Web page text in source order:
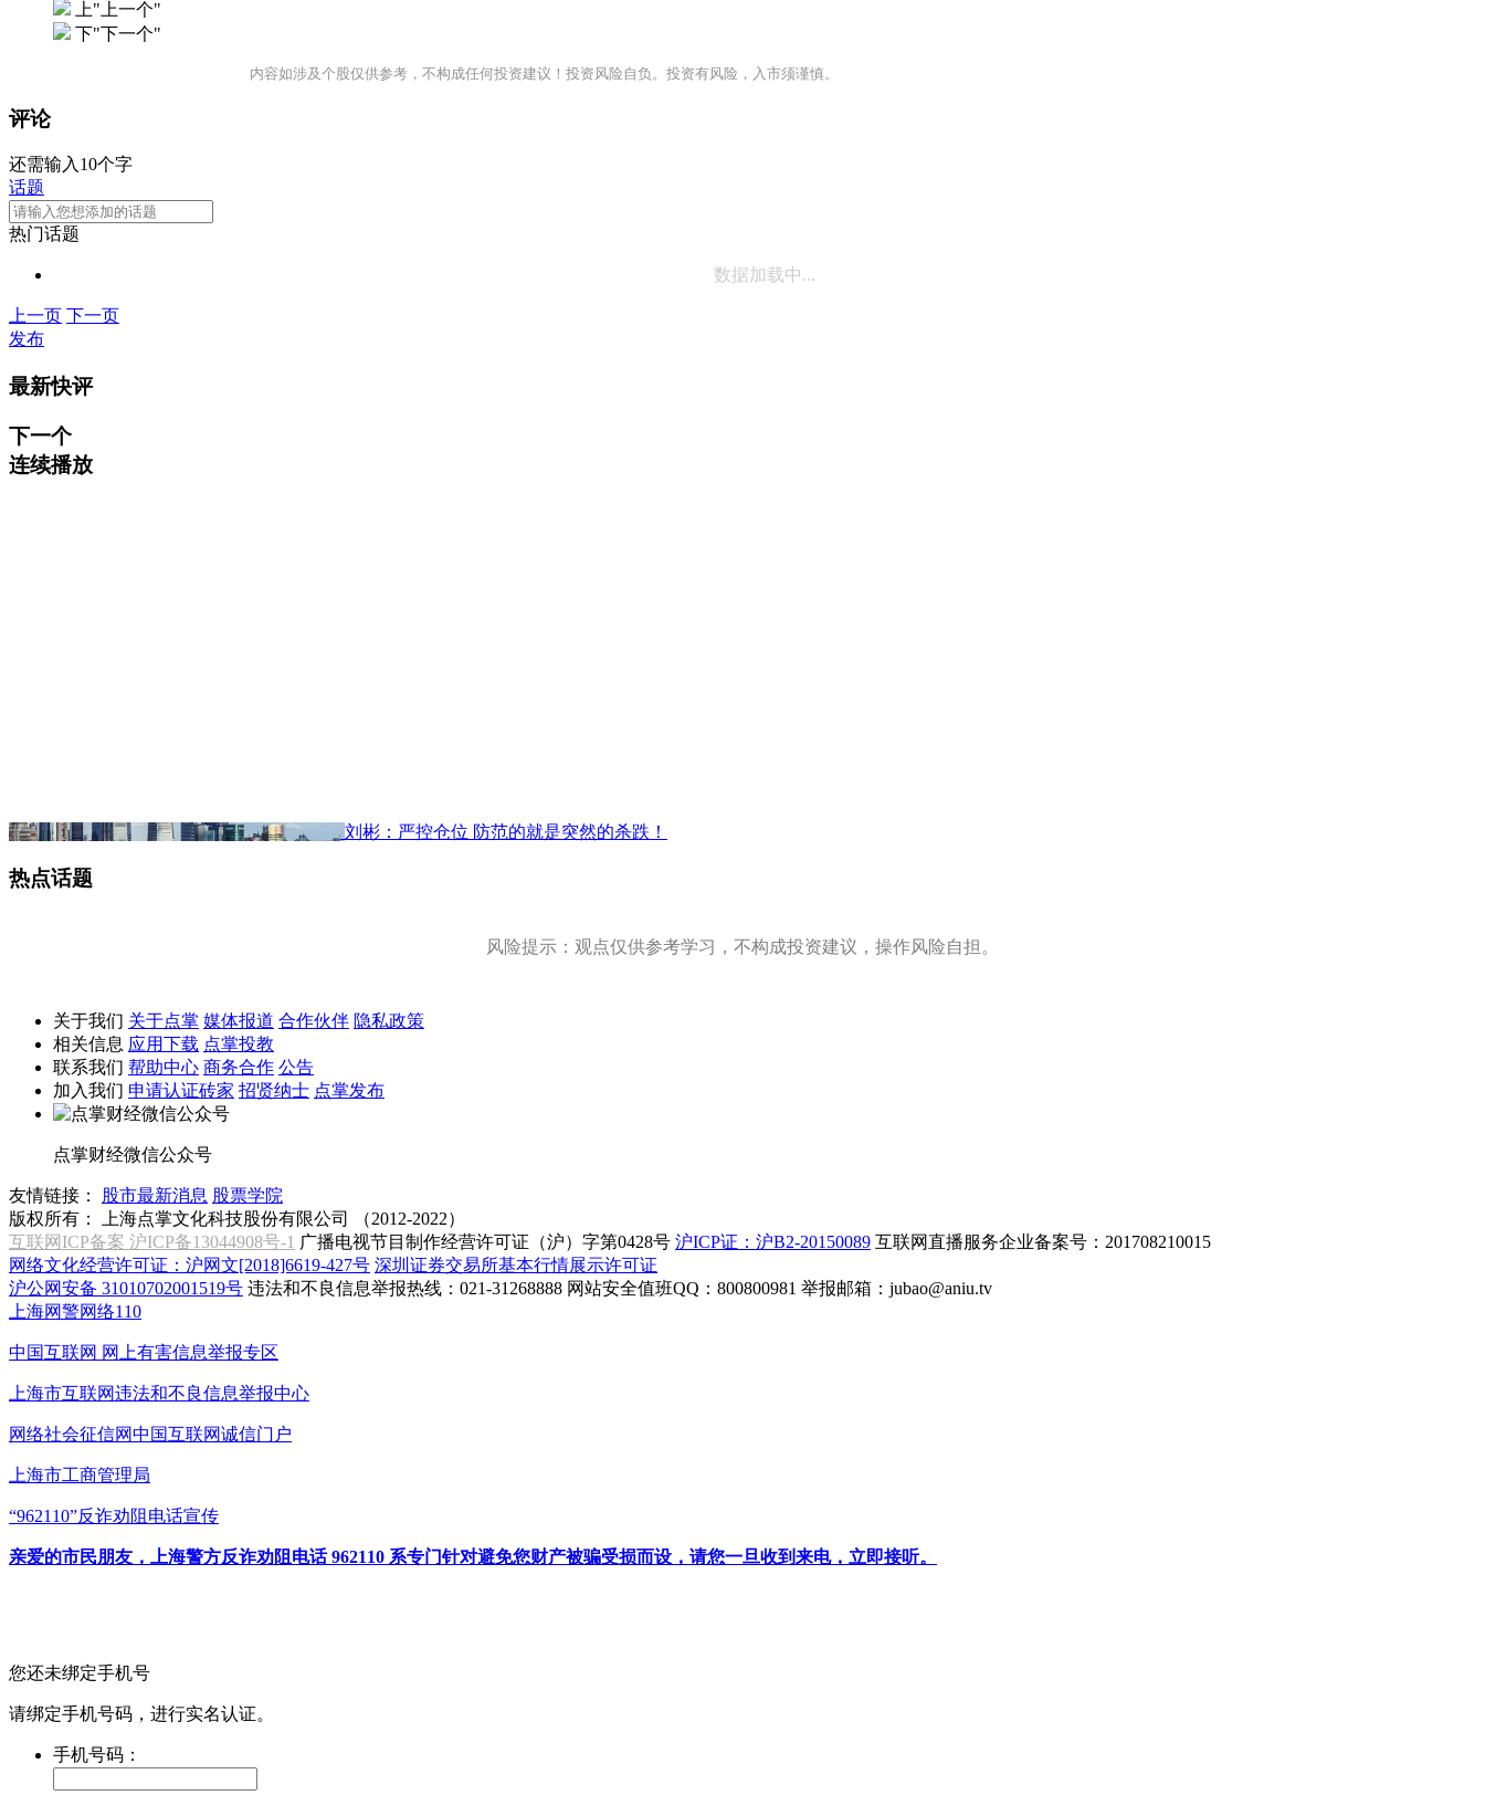
上"上一个"
下"下一个"
内容如涉及个股仅供参考，不构成任何投资建议！投资风险自负。投资有风险，入市须谨慎。
评论
还需输入10个字
话题
热门话题
数据加载中...
上一页 下一页
发布
最新快评
下一个
连续播放
刘彬：严控仓位 防范的就是突然的杀跌！
热点话题
风险提示：观点仅供参考学习，不构成投资建议，操作风险自担。
关于我们 关于点掌 媒体报道 合作伙伴 隐私政策
相关信息 应用下载 点掌投教
联系我们 帮助中心 商务合作 公告
加入我们 申请认证砖家 招贤纳士 点掌发布
点掌财经微信公众号
友情链接： 股市最新消息 股票学院
版权所有：
上海点掌文化科技股份有限公司 （2012-2022）
互联网ICP备案 沪ICP备13044908号-1 广播电视节目制作经营许可证（沪）字第0428号 沪ICP证：沪B2-20150089 互联网直播服务企业备案号：201708210015
网络文化经营许可证：沪网文[2018]6619-427号 深圳证券交易所基本行情展示许可证
沪公网安备 31010702001519号 违法和不良信息举报热线：021-31268888 网站安全值班QQ：800800981 举报邮箱： jubao@aniu.tv
上海网警网络110
中国互联网 网上有害信息举报专区
上海市互联网违法和不良信息举报中心
网络社会征信网中国互联网诚信门户
上海市工商管理局
“962110”反诈劝阻电话宣传
亲爱的市民朋友，上海警方反诈劝阻电话 962110 系专门针对避免您财产被骗受损而设，请您一旦收到来电，立即接听。
您还未绑定手机号
请绑定手机号码，进行实名认证。
手机号码：